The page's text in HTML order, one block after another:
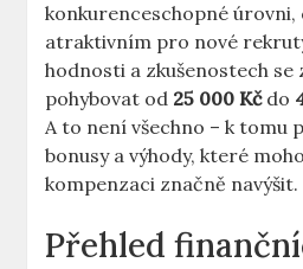
konkurenceschopné
atraktivním pro nové
hodnosti a zkušenostech
pohybovat od 25 000 Kčdo
A to není všechno – k tomu
bonusy a výhody, které
kompenzaci značně navýšit.
Přehled